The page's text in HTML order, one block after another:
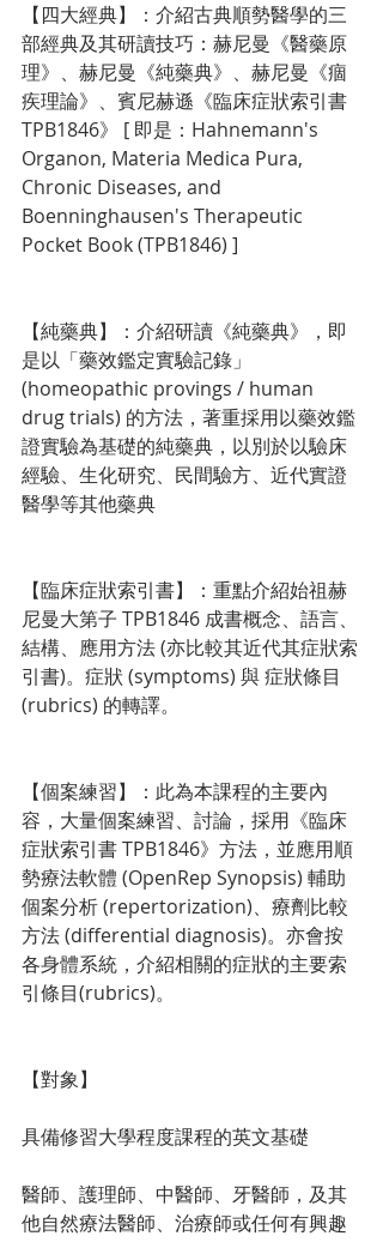
【四大經典】：介紹古典順勢醫學的三
部經典及其研讀技巧：赫尼曼《醫藥原
理》、赫尼曼《純藥典》、赫尼曼《痼
疾理論》、賓尼赫遜《臨床症狀索引書
TPB1846》 [ 即是：Hahnemann's
Organon, Materia Medica Pura,
Chronic Diseases, and
Boenninghausen's Therapeutic
Pocket Book (TPB1846) ]
【純藥典】：介紹研讀《純藥典》，即
是以「藥效鑑定實驗記錄」
(homeopathic provings / human
drug trials) 的方法，著重採用以藥效鑑
證實驗為基礎的純藥典，以別於以驗床
經驗、生化研究、民間驗方、近代實證
醫學等其他藥典
【臨床症狀索引書】：重點介紹始祖赫
尼曼大第子 TPB1846 成書概念、語言、
結構、應用方法 (亦比較其近代其症狀索
引書)。症狀 (symptoms) 與 症狀條目
(rubrics) 的轉譯。
【個案練習】：此為本課程的主要內
容，大量個案練習、討論，採用《臨床
症狀索引書 TPB1846》方法，並應用順
勢療法軟體 (OpenRep Synopsis) 輔助
個案分析 (repertorization)、療劑比較
方法 (differential diagnosis)。亦會按
各身體系統，介紹相關的症狀的主要索
引條目(rubrics)。
【對象】
具備修習大學程度課程的英文基礎
醫師、護理師、中醫師、牙醫師，及其
他自然療法醫師、治療師或任何有興趣